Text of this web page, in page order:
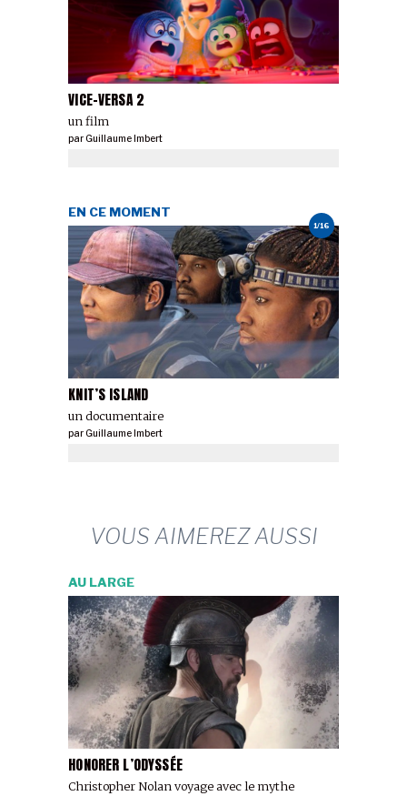
VICE-VERSA 2
un film
parGuillaume Imbert
1/16
KNIT’S ISLAND
un documentaire
EN CE MOMENT
parGuillaume Imbert
VOUS AIMEREZ AUSSI
HONORER L’ODYSSÉE
Christopher Nolan voyage avec le mythe
AU LARGE